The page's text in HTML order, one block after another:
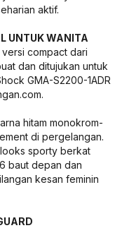
aktif.
UNTUK WANITA
compact dari
dan ditujukan untuk
GMA-S2200-1ADR
hitam monokrom-
di pergelangan.
sporty berkat
baut depan dan
kesan feminin